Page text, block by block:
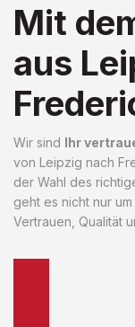
Mit
aus
Wir sind Ihr
von Leipzig nach
der Wahl des
geht es nicht nur
Vertrauen, Qualität